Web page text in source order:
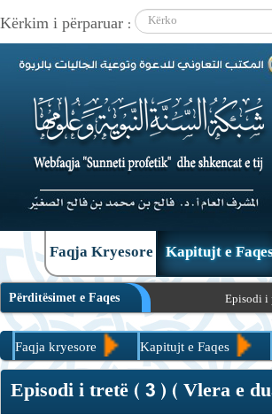
Kërkim i përparuar :
Faqja Kryesore Kapitujt e
Përditësimet e Faqes Episodi i pestë ( 5 ) (
Faqja kryesore Kapitujt e Faqes
Episodi i tretë ( 3 ) ( Vlera e duasë (lutjes) )
Episodi i tretë ( 3 ) ( Vlera e